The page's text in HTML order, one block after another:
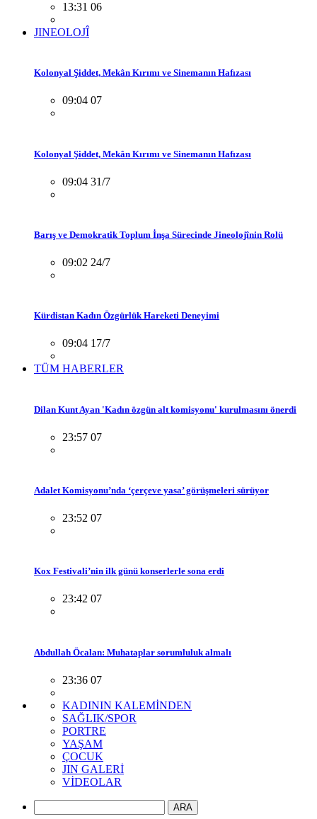
13:31 06
JINEOLOJÎ
Kolonyal Şiddet, Mekân Kırımı ve Sinemanın Hafızası
09:04 07
Kolonyal Şiddet, Mekân Kırımı ve Sinemanın Hafızası
09:04 31/7
Barış ve Demokratik Toplum İnşa Sürecinde Jineolojînin Rolü
09:02 24/7
Kürdistan Kadın Özgürlük Hareketi Deneyimi
09:04 17/7
TÜM HABERLER
Dilan Kunt Ayan 'Kadın özgün alt komisyonu' kurulmasını önerdi
23:57 07
Adalet Komisyonu’nda ‘çerçeve yasa’ görüşmeleri sürüyor
23:52 07
Kox Festivali’nin ilk günü konserlerle sona erdi
23:42 07
Abdullah Öcalan: Muhataplar sorumluluk almalı
23:36 07
KADININ KALEMİNDEN
SAĞLIK/SPOR
PORTRE
YAŞAM
ÇOCUK
JIN GALERİ
VİDEOLAR
ARA